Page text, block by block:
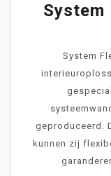
System
System
geproduceerd.
kunnen zij